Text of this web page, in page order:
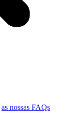
as nossas FAQs